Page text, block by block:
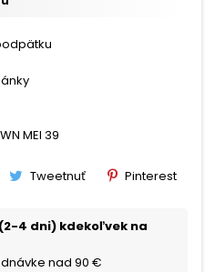
MEI 39
Tweetnuť Pinterest
4 dni) kdekoľvek na
nad 90 €